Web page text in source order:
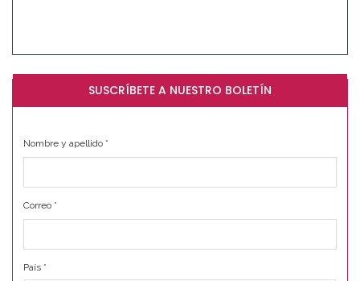
SUSCRÍBETE A NUESTRO BOLETÍN
Nombre y apellido *
Correo *
País *